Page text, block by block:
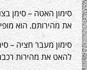
האטה – סימן בצורת
הוא מופיע ליד
מעבר חציה– סימן בצורת
מהירות רכבם